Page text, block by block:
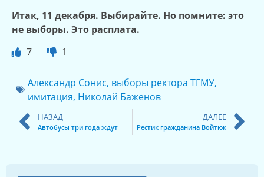
Итак, 11 декабря. Выбирайте. Но помните: это
не выборы. Это расплата.
7
1
Александр Сонис, выборы ректора ТГМУ,
имитация, Николай Баженов
НАЗАД
Автобусы три года ждут
ДАЛЕЕ
Рестик гражданина Войтюк